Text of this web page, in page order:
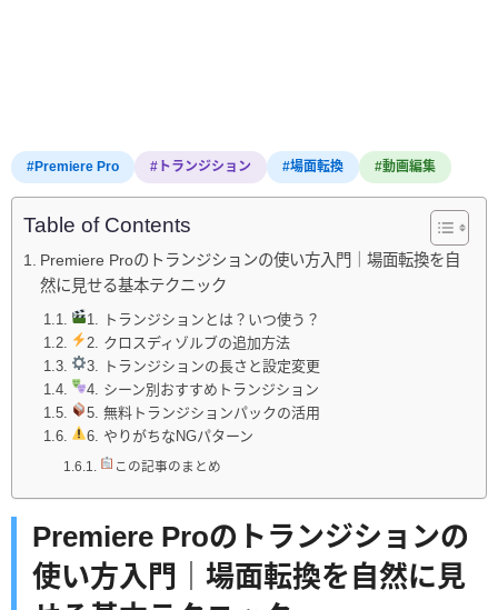
#Premiere Pro #トランジション #場面転換 #動画編集
Table of Contents
Premiere Proのトランジションの使い方入門｜場面転換を自
然に見せる基本テクニック
1. トランジションとは？いつ使う？
2. クロスディゾルブの追加方法
3. トランジションの長さと設定変更
4. シーン別おすすめトランジション
5. 無料トランジションパックの活用
6. やりがちなNGパターン
この記事のまとめ
Premiere Proのトランジションの
使い方入門｜場面転換を自然に見